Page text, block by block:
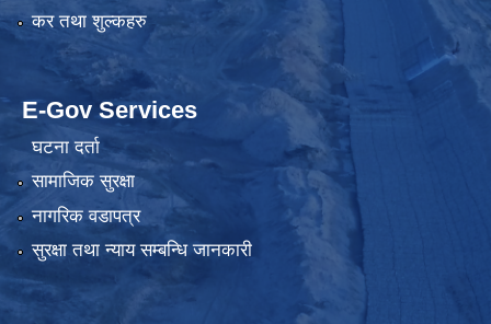
कर तथा शुल्कहरु
E-Gov Services
घटना दर्ता
सामाजिक सुरक्षा
नागरिक वडापत्र
सुरक्षा तथा न्याय सम्बन्धि जानकारी